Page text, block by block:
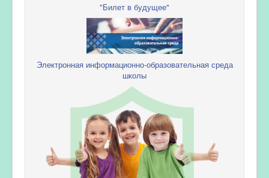
"Билет в будущее"
Электронная информационно-образовательная среда
школы